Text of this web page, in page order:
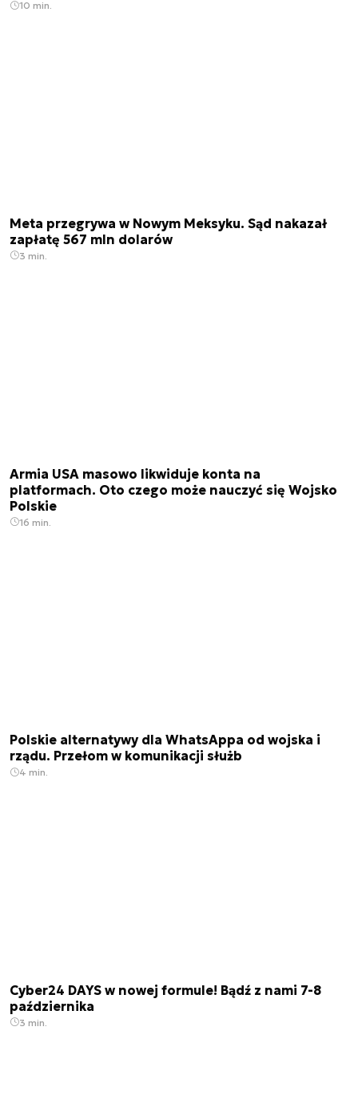
10 min.
Meta przegrywa w Nowym Meksyku. Sąd nakazał
zapłatę 567 mln dolarów
3 min.
Armia USA masowo likwiduje konta na
platformach. Oto czego może nauczyć się Wojsko
Polskie
16 min.
Polskie alternatywy dla WhatsAppa od wojska i
rządu. Przełom w komunikacji służb
4 min.
Cyber24 DAYS w nowej formule! Bądź z nami 7-8
października
3 min.